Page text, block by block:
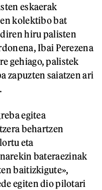
eskaerak
kolektibo bat
hiru palisten
Ibai Perezena
gehiago, palistek
zapuzten saiatzen ari
egitea
behartzen
eta
bateraezinak
baitizkigute»,
egiten dio pilotari